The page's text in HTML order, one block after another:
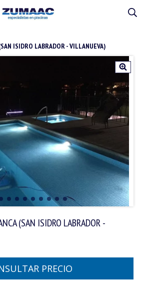
ISIDRO LABRADOR - VILLANUEVA)
(SAN ISIDRO LABRADOR -